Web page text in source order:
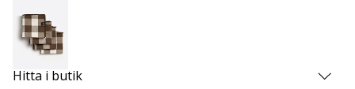
Hitta i butik